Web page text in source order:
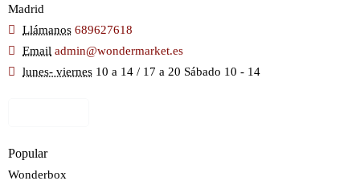
Madrid
Llámanos 689627618
Email admin@wondermarket.es
lunes- viernes 10 a 14 / 17 a 20 Sábado 10 - 14
Popular
Wonderbox